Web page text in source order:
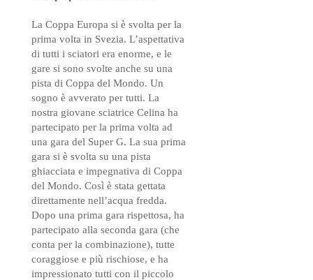
La Coppa Europa si è svolta per la
prima volta in Svezia. L’aspettativa
di tutti i sciatori era enorme, e le
gare si sono svolte anche su una
pista di Coppa del Mondo. Un
sogno è avverato per tutti. La
nostra giovane sciatrice Celina ha
partecipato per la prima volta ad
una gara del Super G. La sua prima
gara si è svolta su una pista
ghiacciata e impegnativa di Coppa
del Mondo. Così è stata gettata
direttamente nell’acqua fredda.
Dopo una prima gara rispettosa, ha
partecipato alla seconda gara (che
conta per la combinazione), tutte
coraggiose e più rischiose, e ha
impressionato tutti con il piccolo